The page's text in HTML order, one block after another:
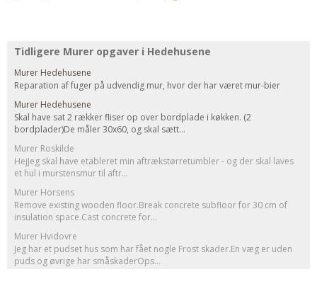
Reparation Og Vedligehold
Varme Og Energi
MALER
Udendørs
MURER
Nybygning
Reparationer
Om Materialer
Tidligere Murer opgaver i Hedehusene
Murer Hedehusene
Reparation af fuger på udvendig mur, hvor der har været mur-bier
Murer Hedehusene
Skal have sat 2 rækker fliser op over bordplade i køkken. (2
bordplader)De måler 30x60, og skal sætt...
Murer Roskilde
HejJeg skal have etableret min aftrækstørretumbler - og der skal laves
et hul i murstensmur til aftr...
Murer Horsens
Remove existing wooden floor.Break concrete subfloor for 30 cm of
insulation space.Cast concrete for...
Murer Hvidovre
Jeg har et pudset hus som har fået nogle Frost skader.En væg er uden
puds og øvrige har småskaderOps...